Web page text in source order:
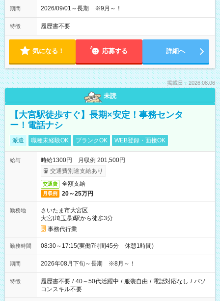
期間 2026/09/01～長期 ※9月～！
特徴 履歴書不要
気になる！ 応募する 詳細へ
掲載日：2026.08.06
未読
【大宮駅徒歩すぐ】長期×安定！事務センタ
ー！電話ナシ
派遣 職種未経験OK ブランクOK WEB登録・面接OK
給与
時給1300円 月収例 201,500円
交通費別途支給あり
交通費 全額支給
月収例 20～25万円
勤務地
さいたま市大宮区
大宮(埼玉県)駅から徒歩3分
事務代行業
勤務時間 08:30～17:15(実働7時間45分 休憩1時間)
期間 2026年08月下旬～長期 ※8月～！
特徴 履歴書不要 / 40～50代活躍中 / 服装自由 / 電話対応なし / パソ
コンスキル不要